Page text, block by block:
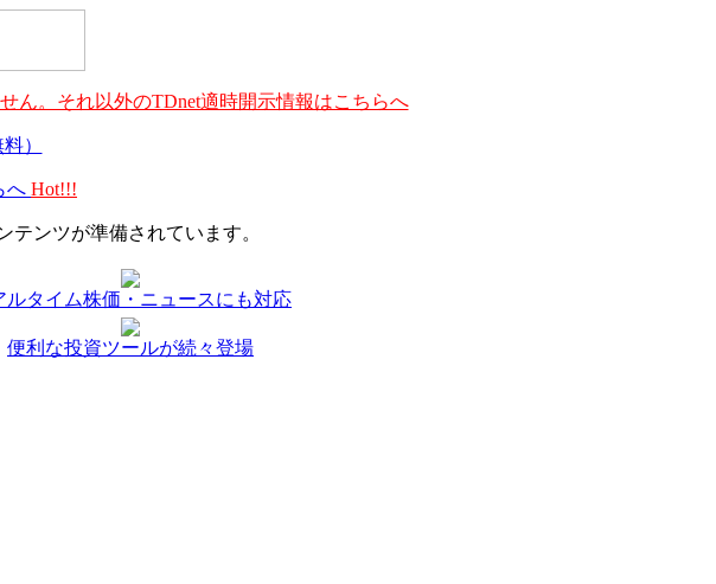
ん。それ以外のTDnet適時開示情報はこちらへ
）
へ Hot!!!
テンツが準備されています。
ルタイム株価・ニュースにも対応
便利な投資ツールが続々登場